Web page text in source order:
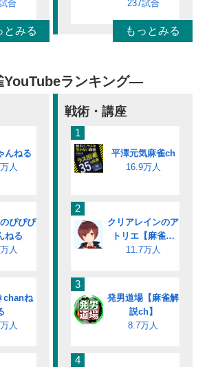
合
とみる
237試合
もっとみる
ランキング―
んねる
人
ぴぴぴ
ねる
人
chanね
人
戦術・講座
1
平澤元気麻雀ch
16.9万人
2
クリアレインのア
トリエ【麻雀解
説】
11.7万人
3
発男道場【麻雀解
説ch】
8.7万人
4